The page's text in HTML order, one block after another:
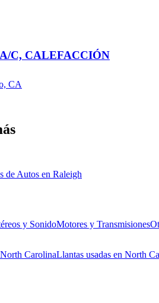
A/C, CALEFACCIÓN
CA
de Autos en Raleigh
y SonidoMotores y Transmisiones
CarolinaLlantas usadas en North